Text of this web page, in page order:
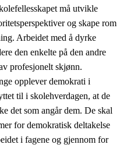
må utvikle
og skape rom
Arbeidet med å dyrke
den enkelte på den andre
profesjonelt skjønn.
opplever demokrati i
til i skolehverdagen, at de
det som angår dem. De skal
for demokratisk deltakelse
i fagene og gjennom for